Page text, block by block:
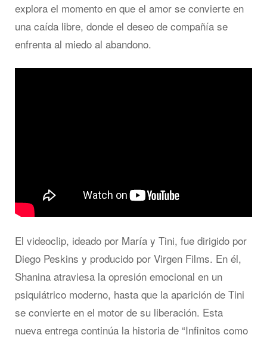
explora el momento en que el amor se convierte en
una caída libre, donde el deseo de compañía se
enfrenta al miedo al abandono.
El videoclip, ideado por María y Tini, fue dirigido por
Diego Peskins y producido por Virgen Films. En él,
Shanina atraviesa la opresión emocional en un
psiquiátrico moderno, hasta que la aparición de Tini
se convierte en el motor de su liberación. Esta
nueva entrega continúa la historia de “Infinitos como